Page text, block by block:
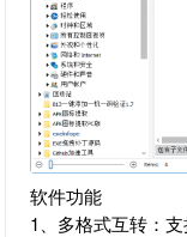
软件功能
1、多格式互转：